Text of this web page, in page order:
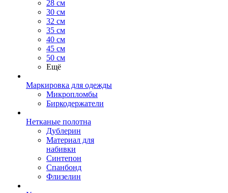
28 см
30 см
32 см
35 см
40 см
45 см
50 см
Ещё
Маркировка для одежды
Микропломбы
Биркодержатели
Нетканые полотна
Дублерин
Материал для
набивки
Синтепон
Спанбонд
Флизелин